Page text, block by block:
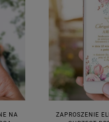
NA
ZAPROSZENIE